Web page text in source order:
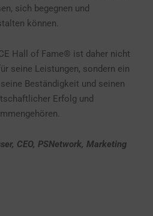
sich begegnen und
können.
Hall of Fame® ist daher nicht
seine Leistungen, sondern ein
Beständigkeit und seinen
Erfolg und
CEO, PSNetwork, Marketing